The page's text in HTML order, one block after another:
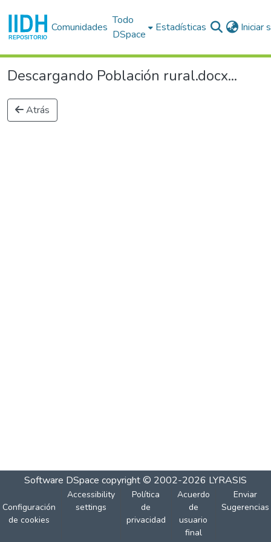
Comunidades
Todo
DSpace
Estadísticas Iniciar
Descargando Población rural.docx...
Atrás
Software DSpace copyright © 2002-2026 LYRASIS
Configuración
de cookies
Accessibility
settings
Política
de
privacidad
Acuerdo
de
usuario
final
Enviar
Sugerencias